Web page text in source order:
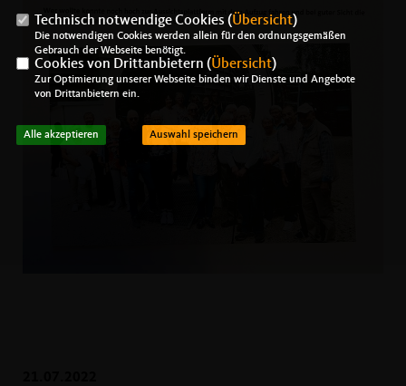
Technisch notwendige Cookies (Übersicht)
Die notwendigen Cookies werden allein für den ordnungsgemäßen
Gebrauch der Webseite benötigt.
Cookies von Drittanbietern (Übersicht)
Zur Optimierung unserer Webseite binden wir Dienste und Angebote
von Drittanbietern ein.
Alle akzeptieren Auswahl speichern